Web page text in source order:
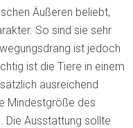
Äußeren beliebt,
So sind sie sehr
ist jedoch
ist die Tiere in einem
ausreichend
Mindestgröße des
Die Ausstattung sollte